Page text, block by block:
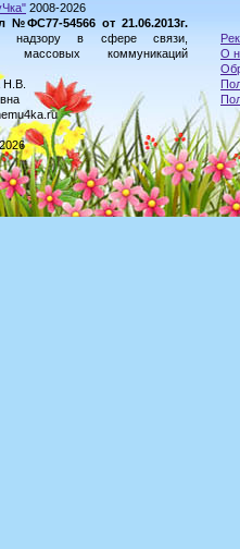
2008-2026
№ФС77-54566 от 21.06.2013г.
надзору в сфере связи,
массовых коммуникаций
Н.В.
О